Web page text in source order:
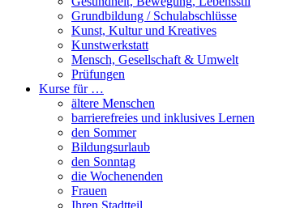
Grundbildung / Schulabschlüsse
Kunst, Kultur und Kreatives
Kunstwerkstatt
Mensch, Gesellschaft & Umwelt
Prüfungen
Kurse für …
ältere Menschen
barrierefreies und inklusives Lernen
den Sommer
Bildungsurlaub
den Sonntag
die Wochenenden
Frauen
Ihren Stadtteil